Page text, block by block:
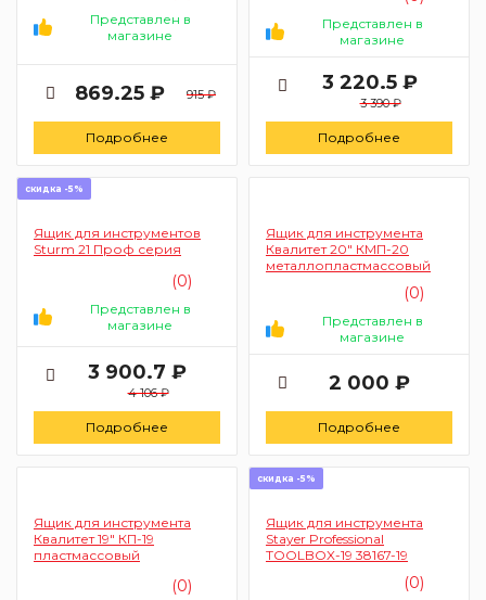
Представлен в
магазине
869.25 ₽ 915 ₽
Подробнее
Представлен в
магазине
3 220.5 ₽
3 390 ₽
Подробнее
скидка -5%
Ящик для инструментов
Sturm 21 Проф серия
(0)
Представлен в
магазине
3 900.7 ₽
4 106 ₽
Подробнее
Ящик для инструмента
Квалитет 20" КМП-20
металлопластмассовый
(0)
Представлен в
магазине
2 000 ₽
Подробнее
Ящик для инструмента
Квалитет 19" КП-19
пластмассовый
(0)
скидка -5%
Ящик для инструмента
Stayer Professional
TOOLBOX-19 38167-19
(0)